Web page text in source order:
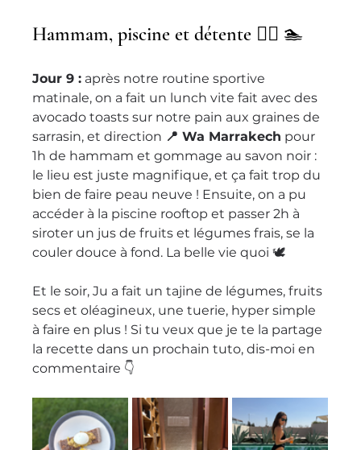
Hammam, piscine et détente 🧖‍♀️ 🏊
Jour 9 : après notre routine sportive
matinale, on a fait un lunch vite fait avec des
avocado toasts sur notre pain aux graines de
sarrasin, et direction 📍 Wa Marrakech pour
1h de hammam et gommage au savon noir :
le lieu est juste magnifique, et ça fait trop du
bien de faire peau neuve ! Ensuite, on a pu
accéder à la piscine rooftop et passer 2h à
siroter un jus de fruits et légumes frais, se la
couler douce à fond. La belle vie quoi 🕊
Et le soir, Ju a fait un tajine de légumes, fruits
secs et oléagineux, une tuerie, hyper simple
à faire en plus ! Si tu veux que je te la partage
la recette dans un prochain tuto, dis-moi en
commentaire 👇